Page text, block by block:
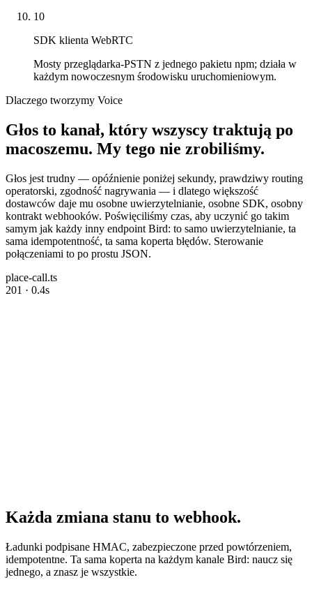
10
SDK klienta WebRTC
Mosty przeglądarka-PSTN z jednego pakietu npm; działa w
każdym nowoczesnym środowisku uruchomieniowym.
Dlaczego tworzymy Voice
Głos to kanał, który wszyscy traktują po
macoszemu. My tego nie zrobiliśmy.
Głos jest trudny — opóźnienie poniżej sekundy, prawdziwy routing
operatorski, zgodność nagrywania — i dlatego większość
dostawców daje mu osobne uwierzytelnianie, osobne SDK, osobny
kontrakt webhooków. Poświęciliśmy czas, aby uczynić go takim
samym jak każdy inny endpoint Bird: to samo uwierzytelnianie, ta
sama idempotentność, ta sama koperta błędów. Sterowanie
połączeniami to po prostu JSON.
place-call.ts
201 · 0.4s
Każda zmiana stanu to webhook.
Ładunki podpisane HMAC, zabezpieczone przed powtórzeniem,
idempotentne. Ta sama koperta na każdym kanale Bird: naucz się
jednego, a znasz je wszystkie.